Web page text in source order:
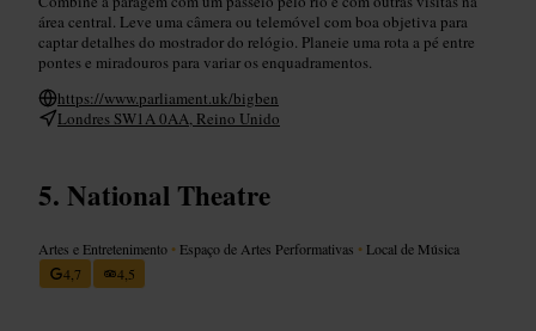
área central. Leve uma câmera ou telemóvel com boa objetiva para
captar detalhes do mostrador do relógio. Planeie uma rota a pé entre
pontes e miradouros para variar os enquadramentos.
https://www.parliament.uk/bigben
Londres SW1A 0AA, Reino Unido
National Theatre
Artes e Entretenimento • Espaço de Artes Performativas • Local de Música
4,7
4,5